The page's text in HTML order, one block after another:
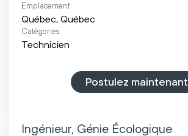
Emplacement
Catégories
Technicien
Postulez maintenant
Ingénieur, Génie Écologique